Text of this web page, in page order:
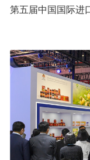
第五届中国国际进